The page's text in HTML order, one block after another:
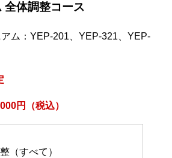
全体調整コース
ム：YEP-201、YEP-321、YEP-
円（税込）
（すべて）